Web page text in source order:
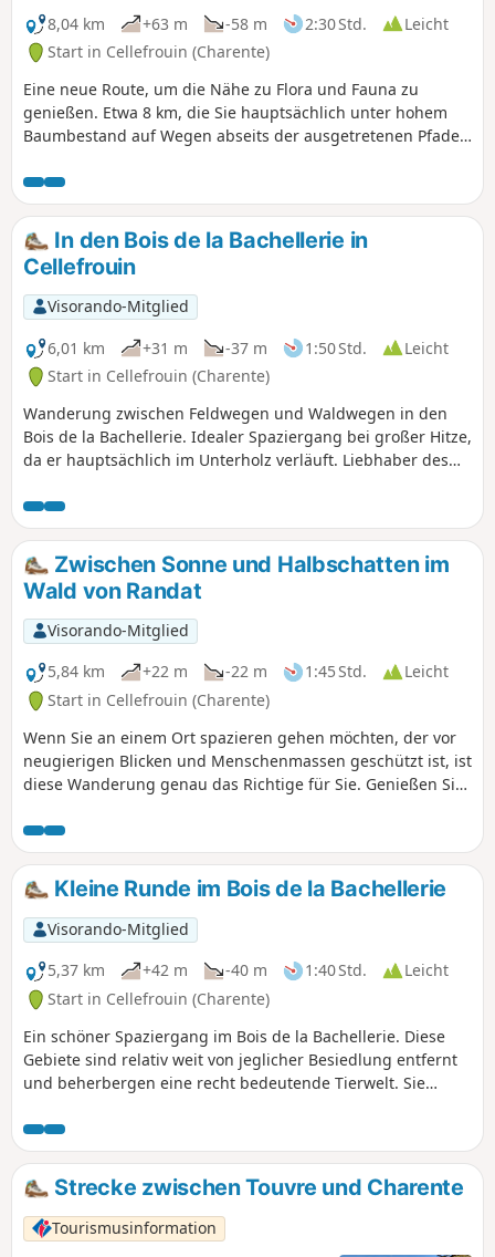
8,04 km
+63 m -58 m 2:30 Std.
Leicht
Start in Cellefrouin (Charente)
Eine neue Route, um die Nähe zu Flora und Fauna zu
genießen. Etwa 8 km, die Sie hauptsächlich unter hohem
Baumbestand auf Wegen abseits der ausgetretenen Pfade
In den Bois de la Bachellerie in
Cellefrouin
Visorando-Mitglied
6,01 km
+31 m -37 m 1:50 Std.
Leicht
Start in Cellefrouin (Charente)
Wanderung zwischen Feldwegen und Waldwegen in den
Bois de la Bachellerie. Idealer Spaziergang bei großer Hitze,
da er hauptsächlich im Unterholz verläuft. Liebhaber des
Zwischen Sonne und Halbschatten im
Wald von Randat
Visorando-Mitglied
5,84 km
+22 m -22 m 1:45 Std.
Leicht
Start in Cellefrouin (Charente)
Wenn Sie an einem Ort spazieren gehen möchten, der vor
neugierigen Blicken und Menschenmassen geschützt ist, ist
diese Wanderung genau das Richtige für Sie. Genießen Sie
spazieren zu gehen. Sie wechseln zwischen schattigen und
sonnigen Abschnitten.
Kleine Runde im Bois de la Bachellerie
Visorando-Mitglied
5,37 km
+42 m -40 m 1:40 Std.
Leicht
Start in Cellefrouin (Charente)
Ein schöner Spaziergang im Bois de la Bachellerie. Diese
Gebiete sind relativ weit von jeglicher Besiedlung entfernt
und beherbergen eine recht bedeutende Tierwelt. Sie
der Wege gut freigelegt sind.
Strecke zwischen Touvre und Charente
Tourismusinformation